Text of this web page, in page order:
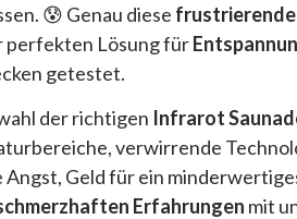
😰 Genau diese
perfekten Lösung für
getestet.
der richtigen Infrarot
verwirrende
Angst, Geld für ein
Erfahrungen mit